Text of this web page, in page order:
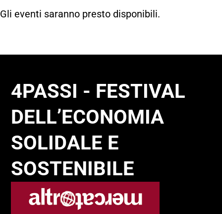
Gli eventi saranno presto disponibili.
4PASSI - FESTIVAL
DELL’ECONOMIA
SOLIDALE E
SOSTENIBILE